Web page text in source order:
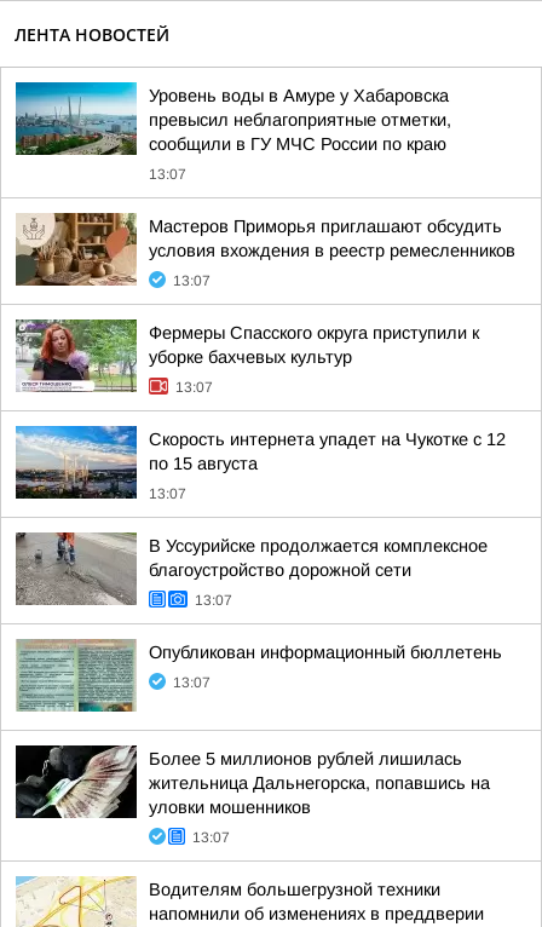
ЛЕНТА НОВОСТЕЙ
Уровень воды в Амуре у Хабаровска
превысил неблагоприятные отметки,
сообщили в ГУ МЧС России по краю
13:07
Мастеров Приморья приглашают обсудить
условия вхождения в реестр ремесленников
13:07
Фермеры Спасского округа приступили к
уборке бахчевых культур
13:07
Скорость интернета упадет на Чукотке с 12
по 15 августа
13:07
В Уссурийске продолжается комплексное
благоустройство дорожной сети
13:07
Опубликован информационный бюллетень
13:07
Более 5 миллионов рублей лишилась
жительница Дальнегорска, попавшись на
уловки мошенников
13:07
Водителям большегрузной техники
напомнили об изменениях в преддверии